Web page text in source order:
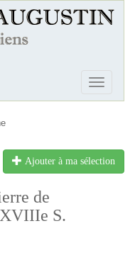
Ouvrir
Ajouter à ma sélection
de
S.